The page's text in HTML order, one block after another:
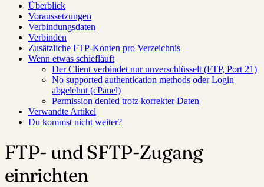
Überblick
Voraussetzungen
Verbindungsdaten
Verbinden
Zusätzliche FTP-Konten pro Verzeichnis
Wenn etwas schiefläuft
Der Client verbindet nur unverschlüsselt (FTP, Port 21)
No supported authentication methods oder Login
abgelehnt (cPanel)
Permission denied trotz korrekter Daten
Verwandte Artikel
Du kommst nicht weiter?
FTP- und SFTP-Zugang
einrichten